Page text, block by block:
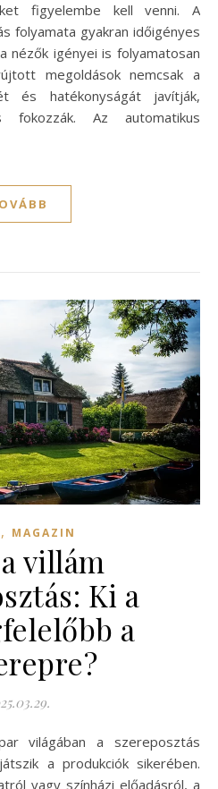
figyelembe kell venni. A
folyamata gyakran időigényes
nézők igényei is folyamatosan
megoldások nemcsak a
és hatékonyságát javítják,
Az automatikus
, MAGAZIN
villám
Ki a
a
a produkciók sikerében.
vagy színházi előadásról, a